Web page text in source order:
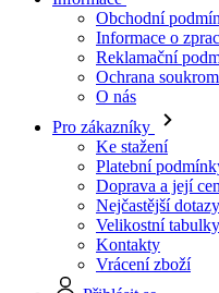
Pro zákazníky
Ke stažení
Platební
Doprava a její
Nejčastější dotazy
Velikostní tabulky
Kontakty
Vrácení zboží
Přihlásit se